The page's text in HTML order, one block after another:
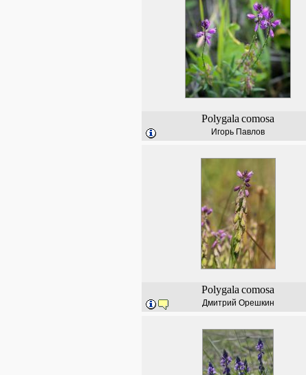
Polygala comosa
Игорь Павлов
Polygala comosa
Дмитрий Орешкин